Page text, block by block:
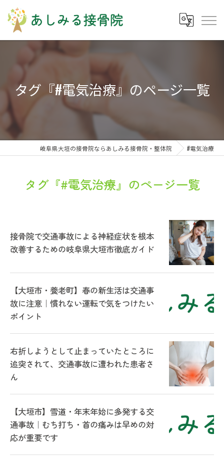
タグ『#電気治療』のページ一覧
岐阜県大垣の接骨院ならあしみる接骨院・整体院 #電気治療
タグ『#電気治療』のページ一覧
接骨院で交通事故による神経症状を根本
改善するための岐阜県大垣市徹底ガイド
【大垣市・養老町】春の新生活は交通事
故に注意｜慣れない運転で気をつけたい
ポイント
右折しようとして止まっていたところに
追突されて、交通事故に遭われた患者さ
ん
【大垣市】雪道・年末年始に多発する交
通事故｜むち打ち・首の痛みは早めの対
応が重要です